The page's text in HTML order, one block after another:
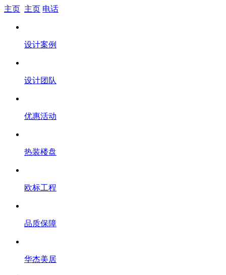
主页 主页 电话
设计案例
设计团队
优惠活动
热装楼盘
欧标工程
品质保障
华杰美居